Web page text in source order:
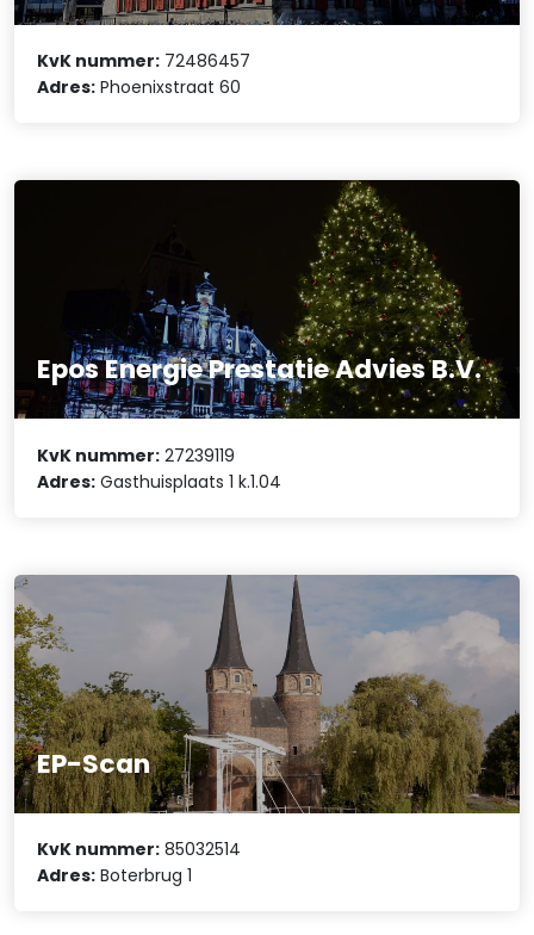
KvK nummer: 72486457
Adres: Phoenixstraat 60
Epos Energie Prestatie Advies B.V.
KvK nummer: 27239119
Adres: Gasthuisplaats 1 k.1.04
EP-Scan
KvK nummer: 85032514
Adres: Boterbrug 1